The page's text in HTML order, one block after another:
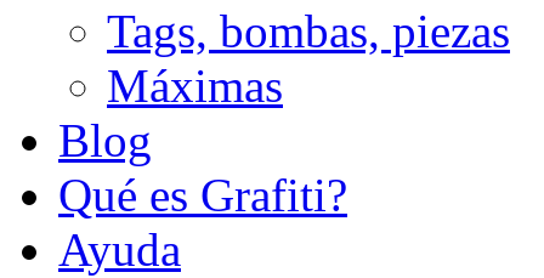
Tags, bombas, piezas
Máximas
Blog
Qué es Grafiti?
Ayuda